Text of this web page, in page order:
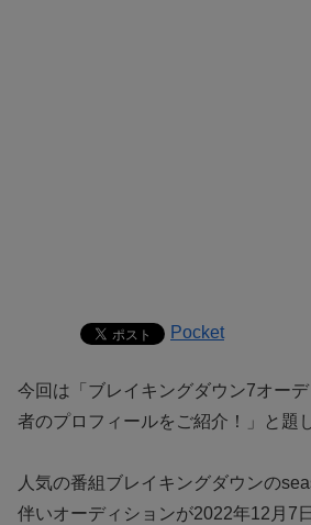
Pocket
今回は「ブレイキングダウン7オー
者のプロフィールをご紹介！」と題
人気の番組ブレイキングダウンの
伴いオーディションが2022年12月7